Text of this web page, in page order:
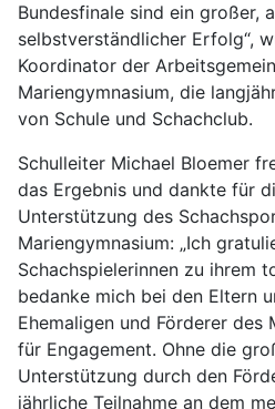
Bundesfinale sind ein großer,
selbstverständlicher Erfolg“,
Koordinator der
Mariengymnasium, die
von Schule und Schachclub.
Schulleiter Michael Bloemer
das Ergebnis und dankte für
Unterstützung des
Mariengymnasium: „Ich
Schachspielerinnen zu ihrem
bedanke mich bei den Eltern
Ehemaligen und Förderer des
für Engagement. Ohne die
Unterstützung durch den
jährliche Teilnahme an dem